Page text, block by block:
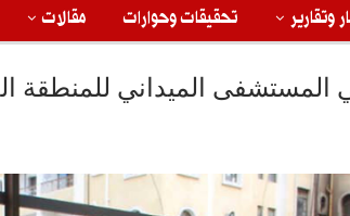
وتقارير تحقيقات وحوارات مقالات
المستشفى الميداني للمنطقة